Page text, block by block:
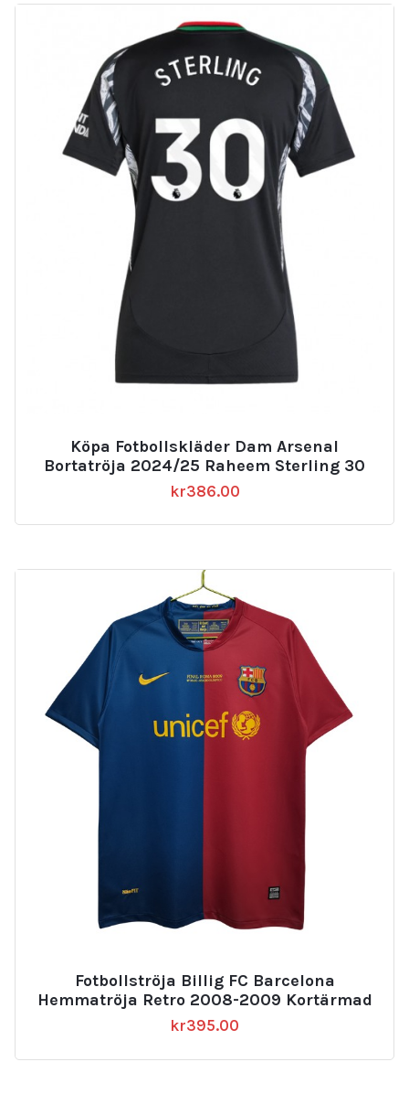
Köpa Fotbollskläder Dam Arsenal
Bortatröja 2024/25 Raheem Sterling 30
kr386.00
Fotbollströja Billig FC Barcelona
Hemmatröja Retro 2008-2009 Kortärmad
kr395.00